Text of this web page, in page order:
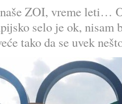
ZOI, vreme leti…
selo je ok, nisam
tako da se uvek